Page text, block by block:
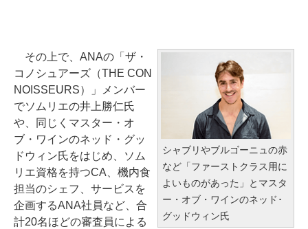
シャブリやブルゴーニュの赤
など「ファーストクラス用に
よいものがあった」とマスタ
ー・オブ・ワインのネッド･
グッドウィン氏
その上で、ANAの「ザ・
コノシュアーズ（THE CON
NOISSEURS）」メンバー
でソムリエの井上勝仁氏
や、同じくマスター・オ
ブ・ワインのネッド・グッ
ドウィン氏をはじめ、ソム
リエ資格を持つCA、機内食
担当のシェフ、サービスを
企画するANA社員など、合
計20名ほどの審査員による